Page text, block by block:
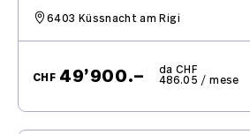
6403 Küssnacht am Rigi
CHF 49’900.– da CHF
486.05 / mese